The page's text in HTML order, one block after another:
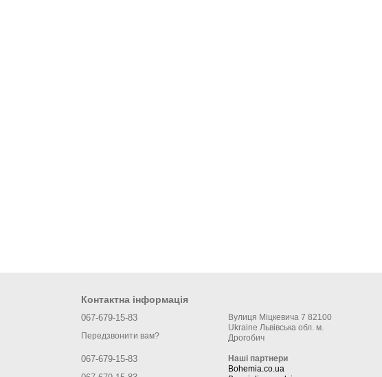
Контактна інформація
067-679-15-83
Передзвонити вам?
067-679-15-83
Вулиця Міцкевича 7 82100
Ukraine Львівська обл. м.
Дрогобич
Наші партнери
Bohemia.co.ua